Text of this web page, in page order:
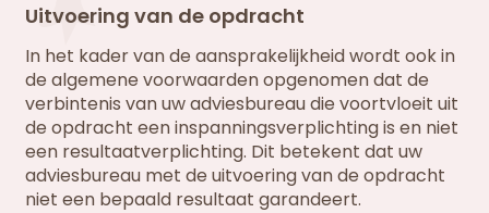
Uitvoering van de opdracht
In het kader van de aansprakelijkheid wordt ook in
de algemene voorwaarden opgenomen dat de
verbintenis van uw adviesbureau die voortvloeit uit
de opdracht een inspanningsverplichting is en niet
een resultaatverplichting. Dit betekent dat uw
adviesbureau met de uitvoering van de opdracht
niet een bepaald resultaat garandeert.